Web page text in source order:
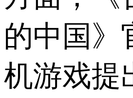
的中国》
机游戏提